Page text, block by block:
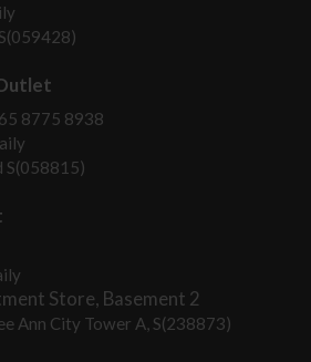
8775 8938
S(058815)
Store, Basement 2
Ann City Tower A, S(238873)